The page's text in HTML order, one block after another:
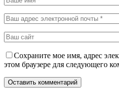
Сохраните мое имя, адрес
этом браузере для следующего